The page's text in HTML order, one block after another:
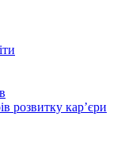
розвитку кар’єри